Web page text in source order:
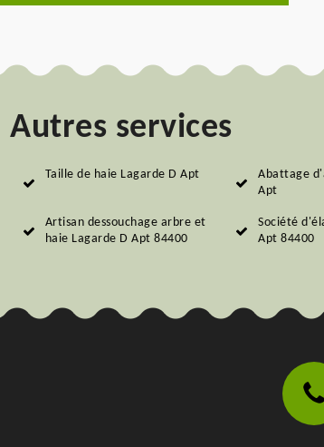
Autres services
Taille de haie Lagarde D Apt
Abattage
Apt
Artisan dessouchage arbre et
haie Lagarde D Apt 84400
Société
Apt 84400